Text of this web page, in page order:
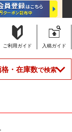
ご利用ガイド 入稿ガイド
・在庫数で検索